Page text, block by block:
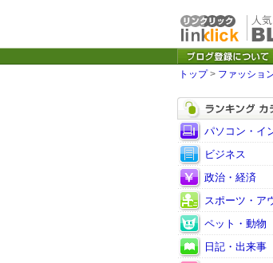
トップ> ファッショ
パソコン・イ
ビジネス
政治・経済
スポーツ・ア
ペット・動物
日記・出来事